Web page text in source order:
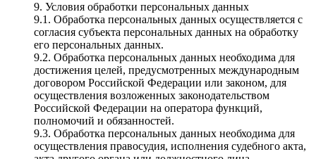
9. Условия обработки персональных данных
9.1. Обработка персональных данных осуществляется с
согласия субъекта персональных данных на обработку
его персональных данных.
9.2. Обработка персональных данных необходима для
достижения целей, предусмотренных международным
договором Российской Федерации или законом, для
осуществления возложенных законодательством
Российской Федерации на оператора функций,
полномочий и обязанностей.
9.3. Обработка персональных данных необходима для
осуществления правосудия, исполнения судебного акта,